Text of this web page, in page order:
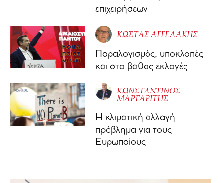
επιχειρήσεων
ΚΩΣΤΑΣ ΑΓΓΕΛΑΚΗΣ
Παραλογισμός, υποκλοπές
και στο βάθος εκλογές
ΚΩΝΣΤΑΝΤΙΝΟΣ
ΜΑΡΓΑΡΙΤΗΣ
Η κλιματική αλλαγή
πρόβλημα για τους
Ευρωπαίους